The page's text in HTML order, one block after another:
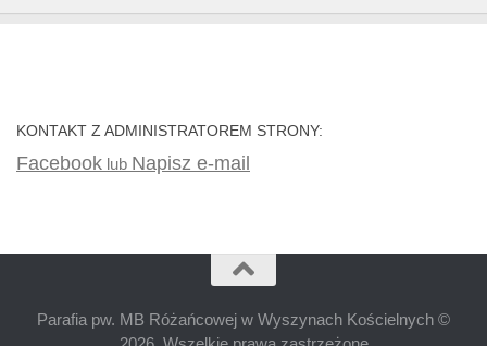
KONTAKT Z ADMINISTRATOREM STRONY:
Facebook lub Napisz e-mail
Parafia pw. MB Różańcowej w Wyszynach Kościelnych ©